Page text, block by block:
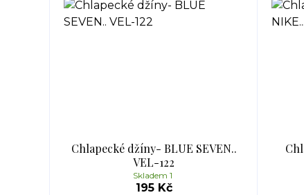
Chlapecké džíny- BLUE SEVEN..
VEL-122
195 Kč
Skladem 1